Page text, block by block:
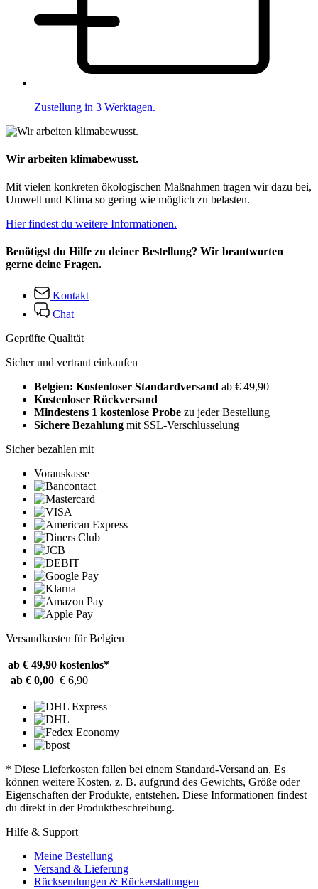
Zustellung in 3 Werktagen.
Wir arbeiten klimabewusst.
Mit vielen konkreten ökologischen Maßnahmen tragen wir dazu bei,
Umwelt und Klima so gering wie möglich zu belasten.
Hier findest du weitere Informationen.
Benötigst du Hilfe zu deiner Bestellung? Wir beantworten
gerne deine Fragen.
Kontakt
Chat
Geprüfte Qualität
Sicher und vertraut einkaufen
Belgien: Kostenloser Standardversand ab € 49,90
Kostenloser Rückversand
Mindestens 1 kostenlose Probe zu jeder Bestellung
Sichere Bezahlung mit SSL-Verschlüsselung
Sicher bezahlen mit
Vorauskasse
Versandkosten für Belgien
ab € 49,90 kostenlos*
ab € 0,00 € 6,90
* Diese Lieferkosten fallen bei einem Standard-Versand an. Es
können weitere Kosten, z. B. aufgrund des Gewichts, Größe oder
Eigenschaften der Produkte, entstehen. Diese Informationen findest
du direkt in der Produktbeschreibung.
Hilfe & Support
Meine Bestellung
Versand & Lieferung
Rücksendungen & Rückerstattungen